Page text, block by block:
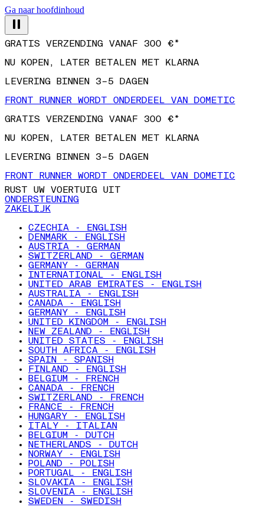
Ga naar hoofdinhoud
GRATIS VERZENDING VANAF 300 €*
NU KOPEN, LATER BETALEN MET KLARNA
LEVERING BINNEN 3–5 DAGEN
FRONT RUNNER WORDT ONDERDEEL VAN DOMETIC
GRATIS VERZENDING VANAF 300 €*
NU KOPEN, LATER BETALEN MET KLARNA
LEVERING BINNEN 3–5 DAGEN
FRONT RUNNER WORDT ONDERDEEL VAN DOMETIC
RUST UW VOERTUIG UIT
ONDERSTEUNING
ZAKELIJK
CZECHIA - ENGLISH
DENMARK - ENGLISH
AUSTRIA - GERMAN
SWITZERLAND - GERMAN
GERMANY - GERMAN
INTERNATIONAL - ENGLISH
UNITED ARAB EMIRATES - ENGLISH
AUSTRALIA - ENGLISH
CANADA - ENGLISH
GERMANY - ENGLISH
UNITED KINGDOM - ENGLISH
NEW ZEALAND - ENGLISH
UNITED STATES - ENGLISH
SOUTH AFRICA - ENGLISH
SPAIN - SPANISH
FINLAND - ENGLISH
BELGIUM - FRENCH
CANADA - FRENCH
SWITZERLAND - FRENCH
FRANCE - FRENCH
HUNGARY - ENGLISH
ITALY - ITALIAN
BELGIUM - DUTCH
NETHERLANDS - DUTCH
NORWAY - ENGLISH
POLAND - POLISH
PORTUGAL - ENGLISH
SLOVAKIA - ENGLISH
SLOVENIA - ENGLISH
SWEDEN - SWEDISH